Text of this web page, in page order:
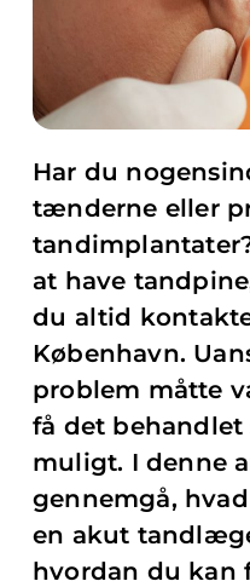
Har du
tænderne eller
at have
du altid
København.
problem måtte
få det
muligt. I denne
gennemgå,
en akut
hvordan du